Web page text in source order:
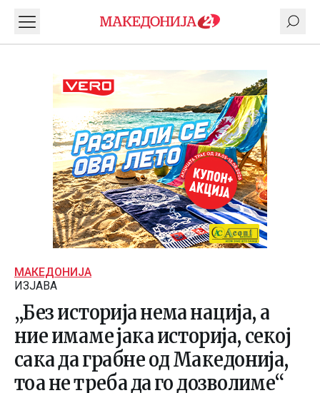
МАКЕДОНИЈА
ИЗЈАВА
„Без историја нема нација, а
ние имаме јака историја, секој
сака да грабне од Македонија,
тоа не треба да го дозволиме“